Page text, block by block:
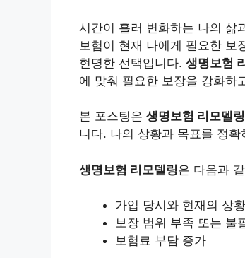
시간이 흘러 변화하는 나의 삶
보험이 현재 나에게 필요한 보
현명한 선택입니다. 생명보험
에 맞춰 필요한 보장을 강화하
본 포스팅은 생명보험 리모델링
니다. 나의 상황과 목표를 정
생명보험 리모델링은 다음과
가입 당시와 현재의 상
보장 범위 부족 또는 불
보험료 부담 증가